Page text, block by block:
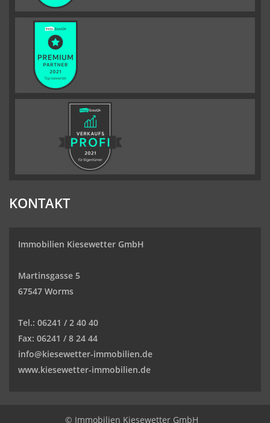
KONTAKT
Immobilien Kiesewetter GmbH
Martinsgasse 5
67547 Worms
Tel.: 06241 / 2 40 40
Fax: 06241 / 8 24 44
info@kiesewetter-immobilien.de
www.kiesewetter-immobilien.de
© Immobilien Kiesewetter GmbH